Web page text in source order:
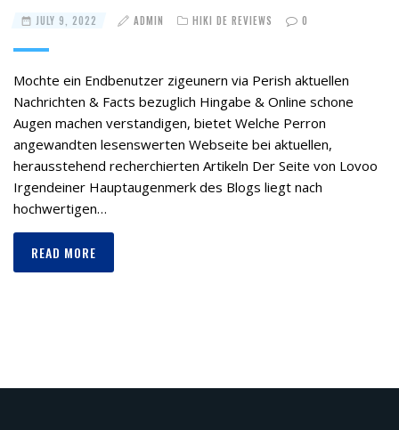
JULY 9, 2022 ADMIN HIKI DE REVIEWS 0
Mochte ein Endbenutzer zigeunern via Perish aktuellen
Nachrichten & Facts bezuglich Hingabe & Online schone
Augen machen verstandigen, bietet Welche Perron
angewandten lesenswerten Webseite bei aktuellen,
herausstehend recherchierten Artikeln Der Seite von Lovoo
Irgendeiner Hauptaugenmerk des Blogs liegt nach
hochwertigen…
READ MORE